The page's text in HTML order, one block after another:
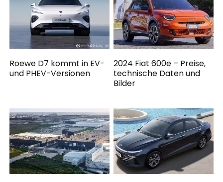
Roewe D7 kommt in EV-
und PHEV-Versionen
2024 Fiat 600e – Preise,
technische Daten und
Bilder